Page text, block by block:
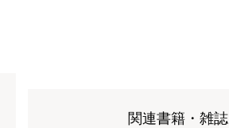
関連書籍・雑誌